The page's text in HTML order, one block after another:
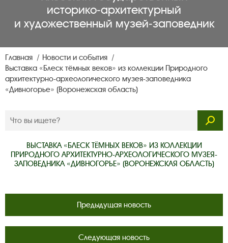
историко‑архитектурный
и художественный музей‑заповедник
Главная
Новости и события
Выставка «Блеск тёмных веков» из коллекции Природного
архитектурно-археологического музея-заповедника
«Дивногорье» (Воронежская область)
ВЫСТАВКА «БЛЕСК ТЁМНЫХ ВЕКОВ» ИЗ КОЛЛЕКЦИИ
ПРИРОДНОГО АРХИТЕКТУРНО-АРХЕОЛОГИЧЕСКОГО МУЗЕЯ-
ЗАПОВЕДНИКА «ДИВНОГОРЬЕ» (ВОРОНЕЖСКАЯ ОБЛАСТЬ)
Предыдущая новость
Следующая новость